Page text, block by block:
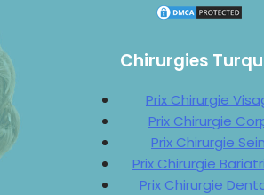
Chirurgies
Prix Chirurgie
Prix Chirurgie
Prix Chirurgie
Prix Chirurgie
Prix Chirurgie